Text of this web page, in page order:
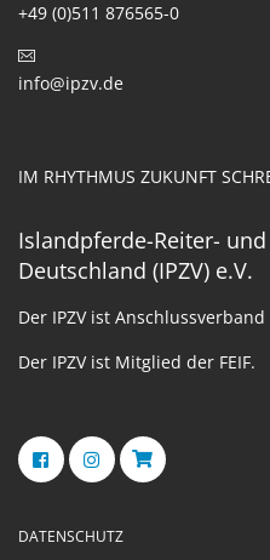
+49 (0)511 876565-0
info@ipzv.de
IM RHYTHMUS ZUKUNFT
Islandpferde-Reiter-
Deutschland (IPZV) e.V.
Der IPZV ist Anschlussverband
Der IPZV ist Mitglied der FEIF.
DATENSCHUTZ